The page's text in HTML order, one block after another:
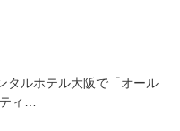
タルホテル大阪で「オール
ィ…